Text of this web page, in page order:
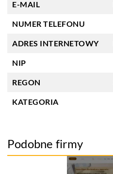
E-MAIL
NUMER TELEFONU
ADRES INTERNETOWY
NIP
REGON
KATEGORIA
Podobne firmy